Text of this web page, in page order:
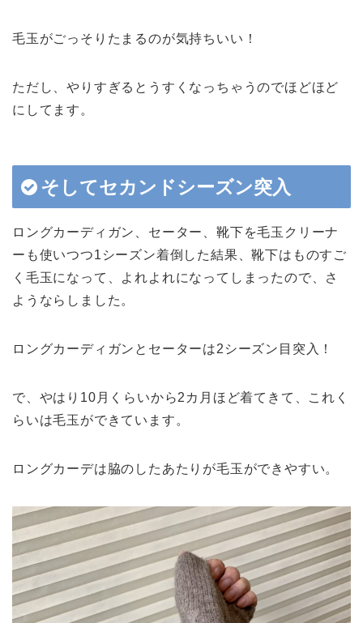
毛玉がごっそりたまるのが気持ちいい！
ただし、やりすぎるとうすくなっちゃうのでほどほど
にしてます。
そしてセカンドシーズン突入
ロングカーディガン、セーター、靴下を毛玉クリーナ
ーも使いつつ1シーズン着倒した結果、靴下はものすご
く毛玉になって、よれよれになってしまったので、さ
ようならしました。
ロングカーディガンとセーターは2シーズン目突入！
で、やはり10月くらいから2カ月ほど着てきて、これく
らいは毛玉ができています。
ロングカーデは脇のしたあたりが毛玉ができやすい。